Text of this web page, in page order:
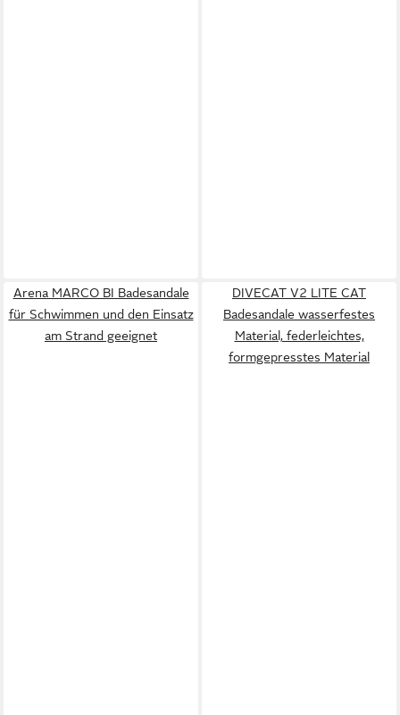
Arena MARCO BI Badesandale
für Schwimmen und den Einsatz
am Strand geeignet
DIVECAT V2 LITE CAT
Badesandale wasserfestes
Material, federleichtes,
formgepresstes Material